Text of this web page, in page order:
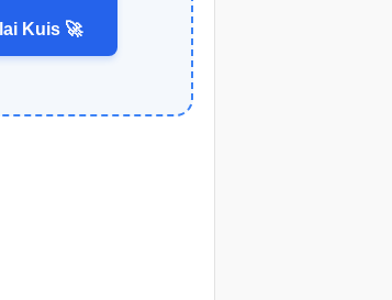
Kuis 🚀